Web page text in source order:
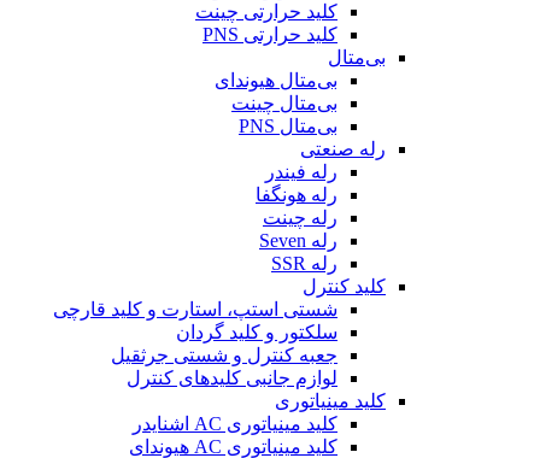
کلید حرارتی چینت
کلید حرارتی PNS
بی‌متال
بی‌متال هیوندای
بی‌متال چینت
بی‌متال PNS
رله صنعتی
رله فیندر
رله هونگفا
رله چینت
رله Seven
رله SSR
کلید کنترل
شستی استپ، استارت و کلید قارچی
سلکتور و کلید گردان
جعبه کنترل و شستی جرثقیل
لوازم جانبی کلیدهای کنترل
کلید مینیاتوری
کلید مینیاتوری AC اشنایدر
کلید مینیاتوری AC هیوندای